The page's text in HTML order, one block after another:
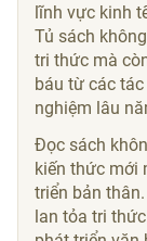
lĩnh vực kinh
Tủ sách
tri thức mà
báu từ các
nghiệm lâu
Đọc sách
kiến thức mới
triển bản
lan tỏa tri